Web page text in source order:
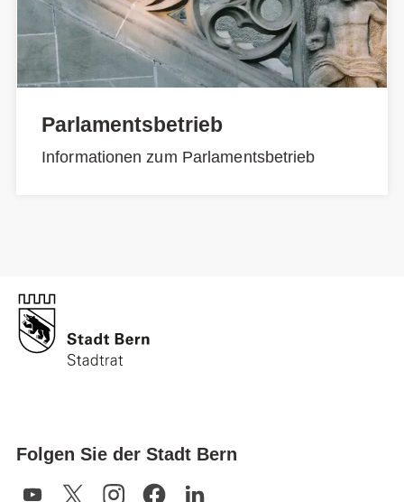
Parlamentsbetrieb
Informationen zum Parlamentsbetrieb
Folgen Sie der Stadt Bern